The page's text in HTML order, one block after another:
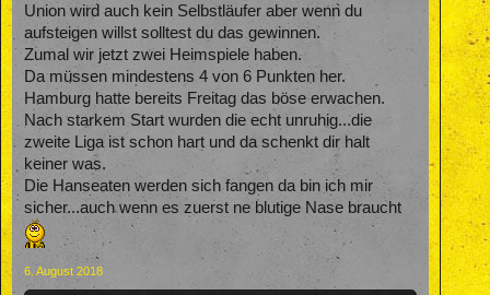
Union wird auch kein Selbstläufer aber wenn du
aufsteigen willst solltest du das gewinnen.
Zumal wir jetzt zwei Heimspiele haben.
Da müssen mindestens 4 von 6 Punkten her.
Hamburg hatte bereits Freitag das böse erwachen.
Nach starkem Start wurden die echt unruhig...die
zweite Liga ist schon hart und da schenkt dir halt
keiner was.
Die Hanseaten werden sich fangen da bin ich mir
sicher...auch wenn es zuerst ne blutige Nase braucht
6. August 2018